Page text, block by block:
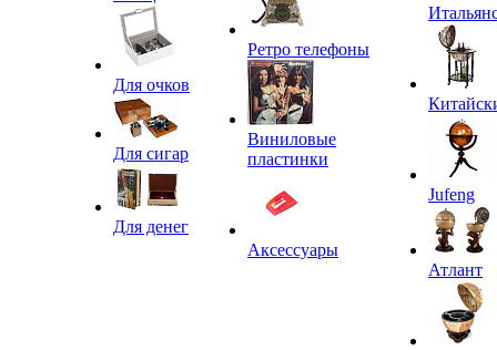
Для очков
Для сигар
Для денег
Ретро телефоны
Виниловые
пластинки
Аксессуары
Jufeng
Атлант